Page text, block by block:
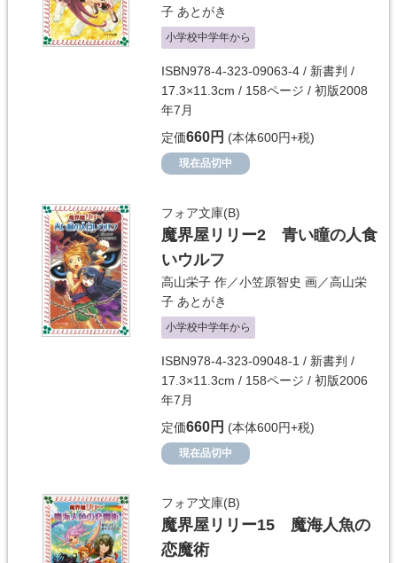
子 あとがき
小学校中学年から
ISBN978-4-323-09063-4 / 新書判 /
17.3×11.3cm / 158ページ / 初版2008
年7月
定価660円 (本体600円+税)
現在品切中
フォア文庫(B)
魔界屋リリー2 青い瞳の人食
いウルフ
高山栄子 作／小笠原智史 画／高山栄
子 あとがき
小学校中学年から
ISBN978-4-323-09048-1 / 新書判 /
17.3×11.3cm / 158ページ / 初版2006
年7月
定価660円 (本体600円+税)
現在品切中
フォア文庫(B)
魔界屋リリー15 魔海人魚の
恋魔術